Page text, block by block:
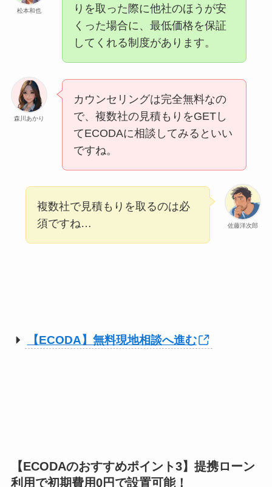
松本和也
りを取った際に他社のほうが安
くった場合に、最低価格を保証
してくれる制度があります。
森川あかり
カウンセリングは完全無料なの
で、複数社の見積もりをGETし
てECODAに相談してみるといい
ですね。
佐藤洋次郎
複数社で見積もりを取るのは必
須ですね…
【ECODA】無料現地相談へ進む
【ECODAのおすすめポイント3】提携ローン
利用で初期費用0円で設置可能！